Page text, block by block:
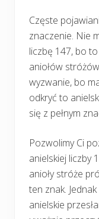
Częste
znaczenie. Nie
liczbę 147, bo
aniołów
wyzwanie, bo
odkryć to
się z pełnym
Pozwolimy Ci
anielskiej liczby
anioły stróże
ten znak.
anielskie